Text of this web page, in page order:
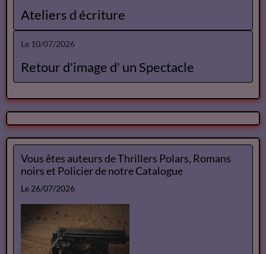
Ateliers d écriture
Le 10/07/2026
Retour d'image d' un Spectacle
Vous êtes auteurs de Thrillers Polars, Romans
noirs et Policier de notre Catalogue
Le 26/07/2026